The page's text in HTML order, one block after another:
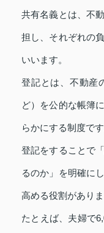
共有名義とは、不
担し、それぞれの
いいます。
登記とは、不動産
ど）を公的な帳簿
らかにする制度です
登記をすることで
るのか」を明確に
高める役割がありま
たとえば、夫婦で